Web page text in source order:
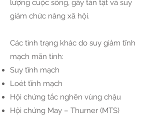
lượng cuộc sống, gây tàn tật và suy
giảm chức năng xã hội.
Các tình trạng khác do suy giảm tĩnh
mạch mãn tính:
Suy tĩnh mạch
Loét tĩnh mạch
Hội chứng tắc nghẽn vùng chậu
Hội chứng May – Thurner (MTS)